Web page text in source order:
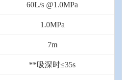
60L/s @1.0MPa
1.0MPa
7m
**吸深时≤35s